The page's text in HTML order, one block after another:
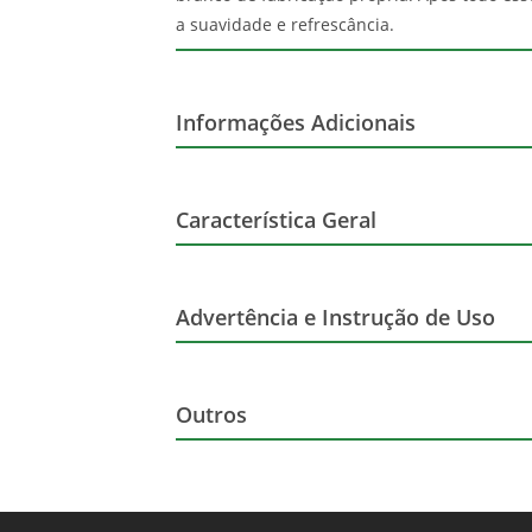
a suavidade e refrescância.
Informações Adicionais
Sem Álcool
Característica Geral
Ingredientes
Advertência e Instrução de Uso
Outros